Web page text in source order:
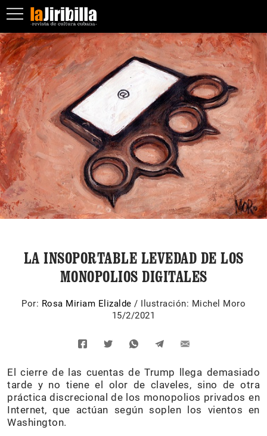
LA INSOPORTABLE LEVEDAD DE LOS
MONOPOLIOS DIGITALES
Por: Rosa Miriam Elizalde / Ilustración: Michel Moro
15/2/2021
El cierre de las cuentas de Trump llega demasiado
tarde y no tiene el olor de claveles, sino de otra
práctica discrecional de los monopolios privados en
Internet, que actúan según soplen los vientos en
Washington.